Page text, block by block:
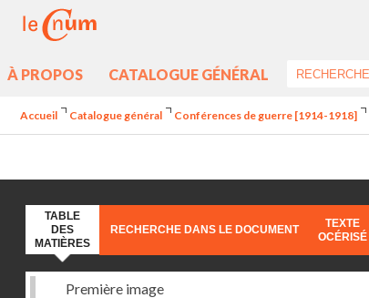
À PROPOS CATALOGUE GÉNÉRAL
Accueil Catalogue général Conférences de guerre [1914-1918]
TABLE
DES
MATIÈRES
RECHERCHE DANS LE DOCUMENT
TEXTE
OCÉRISÉ
Première image